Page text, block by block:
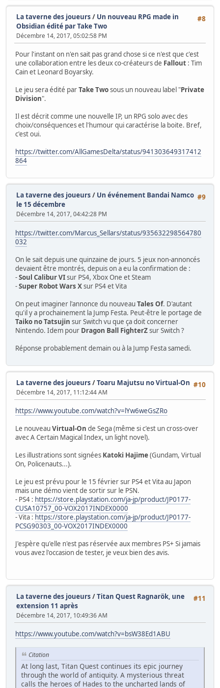
#8
La taverne des joueurs / Un nouveau RPG made in
Obsidian édité par Take Two
Décembre 14, 2017, 05:02:58 PM
Pour l'instant on n'en sait pas grand chose si ce n'est que c'est
une collaboration entre les deux co-créateurs de Fallout : Tim
Cain et Leonard Boyarsky.
Le jeu sera édité parTake Twosous un nouveau label "Private
Division".
Il est décrit comme une nouvelle IP, un RPG solo avec des
choix/conséquences et l'humour qui caractérise la boite. Bref,
c'est oui.
https://twitter.com/AllGamesDelta/status/941303649317412
864
#9
La taverne des joueurs / Un événement Bandai Namco
le 15 décembre
Décembre 14, 2017, 04:42:28 PM
https://twitter.com/Marcus_Sellars/status/935632298564780
032
On le sait depuis une quinzaine de jours. 5 jeux non-annoncés
devaient être montrés, depuis on a eu la confirmation de :
-Soul Calibur VIsur PS4, Xbox One et Steam
-Super Robot Wars Xsur PS4 et Vita
On peut imaginer l'annonce du nouveau Tales Of. D'autant
qu'il y a prochainement la Jump Festa. Peut-être le portage de
Taiko no Tatsujin sur Switch vu que ça doit concerner
Nintendo. Idem pour Dragon Ball FighterZsur Switch ?
Réponse probablement demain ou à la Jump Festa samedi.
#10
La taverne des joueurs /Toaru Majutsu no Virtual-On
Décembre 14, 2017, 11:12:44 AM
https://www.youtube.com/watch?v=lYw6weGsZRo
Le nouveau Virtual-On de Sega (même si c'est un cross-over
avec A Certain Magical Index, un light novel).
Les illustrations sont signées Katoki Hajime(Gundam, Virtual
On, Policenauts...).
Le jeu est prévu pour le 15 février sur PS4 et Vita au Japon
mais une démo vient de sortir sur le PSN.
- PS4 : https://store.playstation.com/ja-jp/product/JP0177-
CUSA10757_00-VOX2017INDEX0000
- Vita : https://store.playstation.com/ja-jp/product/JP0177-
PCSG90303_00-VOX2017INDEX0000
J'espère qu'elle n'est pas réservée aux membres PS+ Si jamais
vous avez l'occasion de tester, je veux bien des avis.
#11
La taverne des joueurs /Titan Quest Ragnarök, une
extension 11 après
Décembre 14, 2017, 10:49:36 AM
https://www.youtube.com/watch?v=bsW38Ed1ABU
Citation
At long last, Titan Quest continues its epic journey
through the world of antiquity. A mysterious threat
calls the heroes of Hades to the uncharted lands of